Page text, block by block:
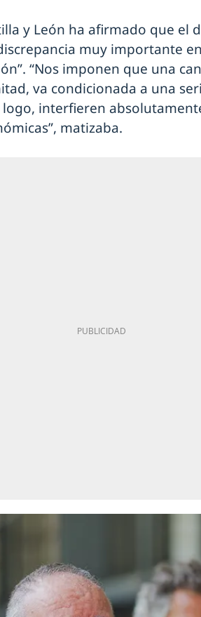
y León ha afirmado que el
muy importante
“Nos imponen que una
va condicionada a una
interfieren
matizaba.